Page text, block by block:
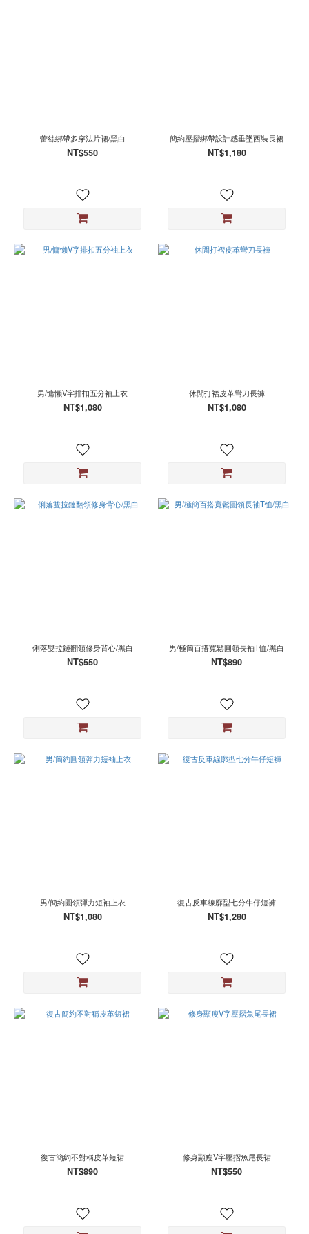
蕾絲綁帶多穿法片裙/黑白
NT$550
簡約壓摺綁帶設計感垂墜西裝長裙
NT$1,180
男/慵懶V字排扣五分袖上衣
NT$1,080
休閒打褶皮革彎刀長褲
NT$1,080
俐落雙拉鏈翻領修身背心/黑白
NT$550
男/極簡百搭寬鬆圓領長袖T恤/黑白
NT$890
男/簡約圓領彈力短袖上衣
NT$1,080
復古反車線廓型七分牛仔短褲
NT$1,280
復古簡約不對稱皮革短裙
NT$890
修身顯瘦V字壓摺魚尾長裙
NT$550